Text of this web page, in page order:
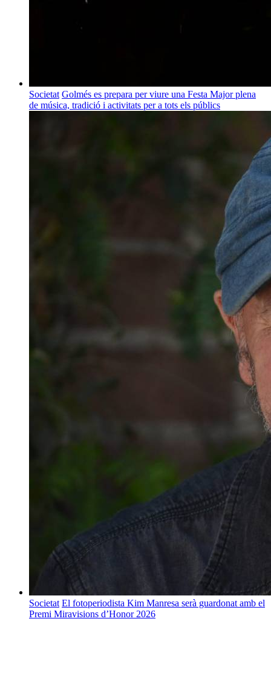
Societat Golmés es prepara per viure una Festa Major plena
de música, tradició i activitats per a tots els públics
Societat El fotoperiodista Kim Manresa serà guardonat amb el
Premi Miravisions d’Honor 2026